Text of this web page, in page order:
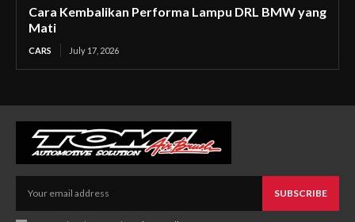
Cara Kembalikan Performa Lampu DRL BMW yang
Mati
CARS July 17, 2026
SUBSCRIBE